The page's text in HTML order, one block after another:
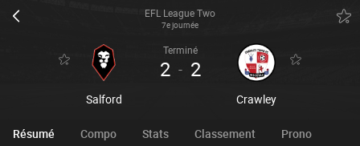
EFL League Two
7e journée
Salford
Terminé
2 - 2
Crawley
Résumé Compo Stats Classement Prono